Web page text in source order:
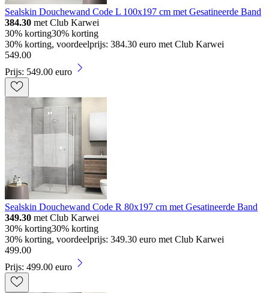
Sealskin Douchewand Code L 100x197 cm met Gesatineerde Band
384.30 met Club Karwei
30% korting30% korting
30% korting, voordeelprijs: 384.30 euro met Club Karwei
549.00
Prijs: 549.00 euro
Sealskin Douchewand Code R 80x197 cm met Gesatineerde Band
349.30 met Club Karwei
30% korting30% korting
30% korting, voordeelprijs: 349.30 euro met Club Karwei
499.00
Prijs: 499.00 euro